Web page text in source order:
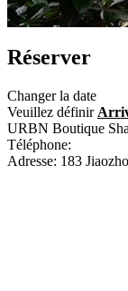
Réserver
Changer la date
Veuillez définir
URBN Boutique
Téléphone:
Adresse: 183